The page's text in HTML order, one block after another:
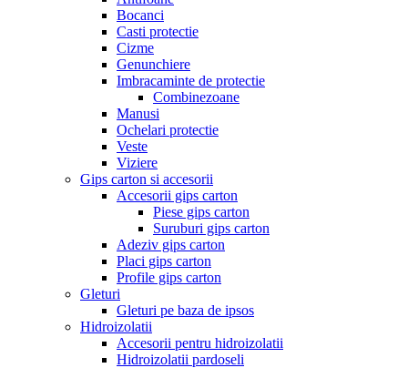
Bocanci
Casti protectie
Cizme
Genunchiere
Imbracaminte de protectie
Combinezoane
Manusi
Ochelari protectie
Veste
Viziere
Gips carton si accesorii
Accesorii gips carton
Piese gips carton
Suruburi gips carton
Adeziv gips carton
Placi gips carton
Profile gips carton
Gleturi
Gleturi pe baza de ipsos
Hidroizolatii
Accesorii pentru hidroizolatii
Hidroizolatii pardoseli